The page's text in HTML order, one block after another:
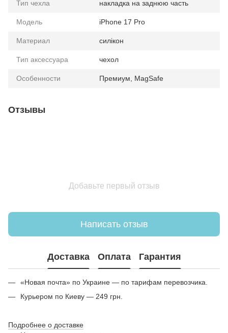
Тип чехла накладка на заднюю часть
Модель iPhone 17 Pro
Материал силікон
Тип аксессуара чехол
Особенности Премиум, MagSafe
Отзывы
Добавьте первый отзыв
Написать отзыв
Доставка Оплата Гарантия
«Новая почта» по Украине — по тарифам перевозчика.
Курьером по Киеву — 249 грн.
Подробнее о доставке